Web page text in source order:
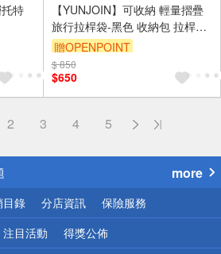
特
【YUNJOIN】可收納 輕量摺疊
旅行拉桿袋-黑色 收納包 拉桿袋
行李袋 耐用 防潑水 旅行袋 登機
包 託運行李 旅行包
贈OPENPOINT
$ 850
$650
2 3 4 5
送
配送
！請小心！
more
目錄 分店資訊 保險服務
注目活動 得獎公佈